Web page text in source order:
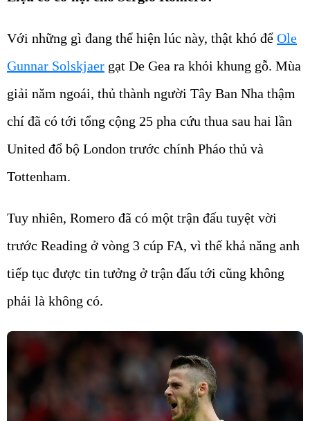
Với những gì đang thể hiện lúc này, thật khó để Ole
Gunnar Solskjaer gạt De Gea ra khỏi khung gỗ. Mùa
giải năm ngoái, thủ thành người Tây Ban Nha thậm
chí đã có tới tổng cộng 25 pha cứu thua sau hai lần
United đổ bộ London trước chính Pháo thủ và
Tottenham.
Tuy nhiên, Romero đã có một trận đấu tuyệt vời
trước Reading ở vòng 3 cúp FA, vì thế khả năng anh
tiếp tục được tin tưởng ở trận đấu tới cũng không
phải là không có.